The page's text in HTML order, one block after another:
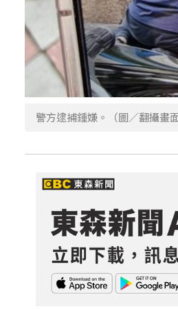
警方逮捕鍾嫌。（圖／翻攝畫